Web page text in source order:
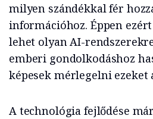
milyen szándékkal fér
információhoz. Éppen
lehet olyan AI-
emberi gondolkodáshoz
képesek mérlegelni ezeket
A technológia fejlődése